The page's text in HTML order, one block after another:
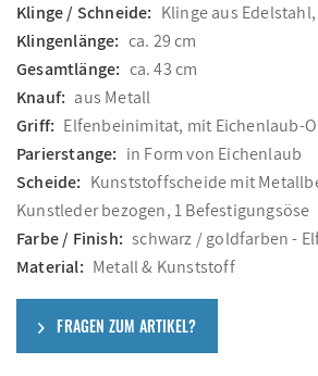
Klinge / Schneide: Klinge aus
Klingenlänge: ca. 29 cm
Gesamtlänge: ca. 43 cm
Knauf: aus Metall
Griff: Elfenbeinimitat, mit Eichenlaub-
Parierstange: in Form von Eichenlaub
Scheide: Kunststoffscheide mit
Kunstleder bezogen, 1 Befestigungsöse
Farbe / Finish: schwarz / goldfarben -
Material: Metall & Kunststoff
FRAGEN ZUM ARTIKEL?